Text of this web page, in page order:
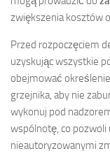
zwiększenia kosztów
Przed rozpoczęciem
uzyskując wszystkie
obejmować
grzejnika, aby nie
wykonuj pod
wspólnotę, co
nieautoryzowanymi